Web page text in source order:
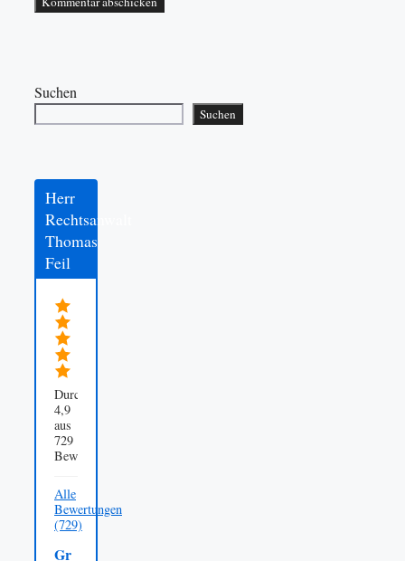
Suchen
Suchen
Herr
Rechtsanwalt
Thomas
Feil
Durchschnittsbewertung
4,9
aus
729
Bewertungen
Alle
Bewertungen
(729)
Gr